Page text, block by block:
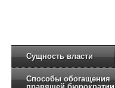
Сущность власти
Способы обогащения